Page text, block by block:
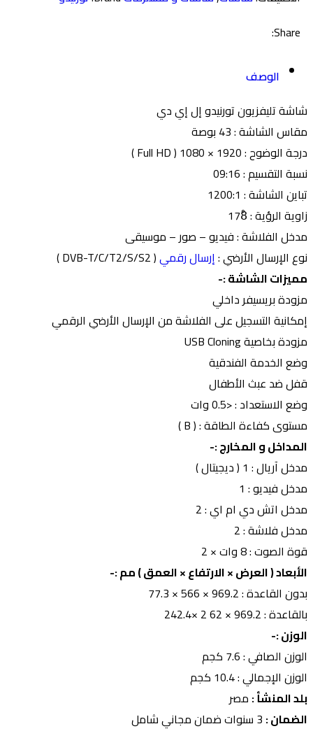
Share:
الوصف
شاشة تليفزيون تورنيدو إل إي دي
مقاس الشاشة : 43 بوصة
درجة الوضوح : 1920 × 1080 ( Full HD )
نسبة التقسيم : 09:16
تباين الشاشة : 1200:1
زاوية الرؤية : 178ْ
مدخل الفلاشة : فيديو – صور – موسيقى
نوع الإرسال الأرضي :إرسال رقمي( DVB-T/C/T2/S/S2 )
مميزات الشاشة :-
مزودة بريسيفر داخلي
إمكانية التسجيل على الفلاشة من الإرسال الأرضي الرقمي
مزودة بخاصية USB Cloning
وضع الخدمة الفندقية
قفل ضد عبث الأطفال
وضع الاستعداد : <0.5 وات
مستوى كفاءة الطاقة : ( B )
المداخل و المخارج :-
مدخل آريال : 1 ( ديجيتال )
مدخل فيديو : 1
مدخل اتش دي ام اي : 2
مدخل فلاشة : 2
قوة الصوت : 8 وات × 2
الأبعاد ( العرض × الارتفاع × العمق ) مم :-
بدون القاعدة : 969.2 × 566 × 77.3
بالقاعدة : 969.2 × 62 2 ×242.4
الوزن :-
الوزن الصافي : 7.6 كجم
الوزن الإجمالي : 10.4 كجم
بلد المنشأ : مصر
الضمان :